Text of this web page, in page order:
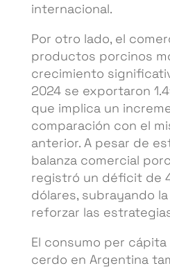
internacional.
Por otro lado, el
productos porcinos
crecimiento
2024 se exportaron
que implica un
comparación con el
anterior. A pesar de
balanza comercial
registró un déficit de
dólares, subrayando
reforzar las
El consumo per
cerdo en Argentina